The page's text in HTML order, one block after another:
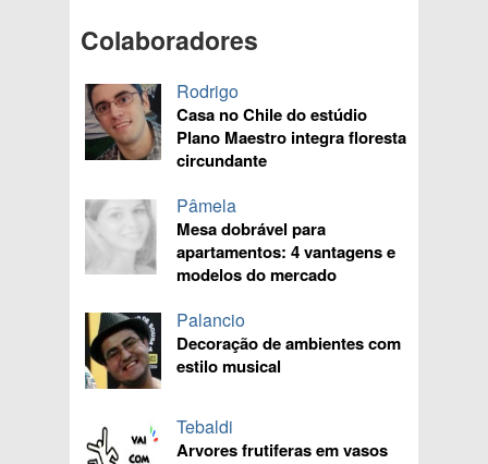
Colaboradores
Rodrigo
Casa no Chile do estúdio
Plano Maestro integra floresta
circundante
Pâmela
Mesa dobrável para
apartamentos: 4 vantagens e
modelos do mercado
Palancio
Decoração de ambientes com
estilo musical
Tebaldi
Arvores frutiferas em vasos